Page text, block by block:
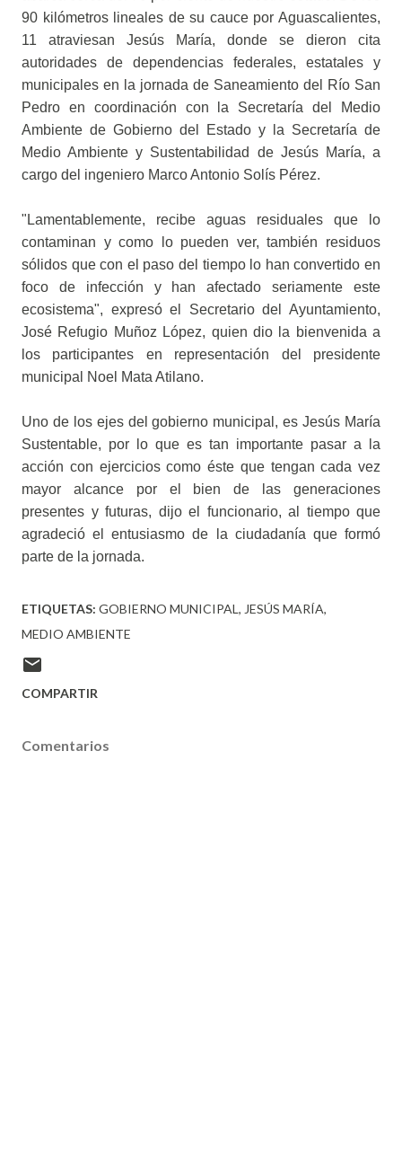
90 kilómetros lineales de su cauce por Aguascalientes,
11 atraviesan Jesús María, donde se dieron cita
autoridades de dependencias federales, estatales y
municipales en la jornada de Saneamiento del Río San
Pedro en coordinación con la Secretaría del Medio
Ambiente de Gobierno del Estado y la Secretaría de
Medio Ambiente y Sustentabilidad de Jesús María, a
cargo del ingeniero Marco Antonio Solís Pérez.
"Lamentablemente, recibe aguas residuales que lo
contaminan y como lo pueden ver, también residuos
sólidos que con el paso del tiempo lo han convertido en
foco de infección y han afectado seriamente este
ecosistema", expresó el Secretario del Ayuntamiento,
José Refugio Muñoz López, quien dio la bienvenida a
los participantes en representación del presidente
municipal Noel Mata Atilano.
Uno de los ejes del gobierno municipal, es Jesús María
Sustentable, por lo que es tan importante pasar a la
acción con ejercicios como éste que tengan cada vez
mayor alcance por el bien de las generaciones
presentes y futuras, dijo el funcionario, al tiempo que
agradeció el entusiasmo de la ciudadanía que formó
parte de la jornada.
ETIQUETAS: GOBIERNO MUNICIPAL
JESÚS MARÍA
MEDIO AMBIENTE
COMPARTIR
Comentarios